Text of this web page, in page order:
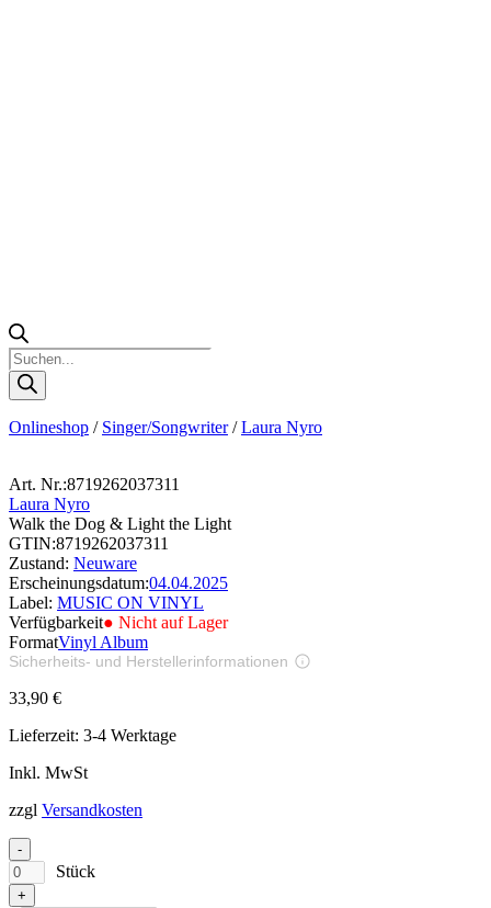
Products
search
Onlineshop / Singer/Songwriter/Laura Nyro
Art. Nr.:8719262037311
Laura Nyro
Walk the Dog & Light the Light
GTIN:8719262037311
Zustand: Neuware
Erscheinungsdatum:04.04.2025
Label: MUSIC ON VINYL
Verfügbarkeit● Nicht auf Lager
FormatVinyl Album
Sicherheits- und Herstellerinformationen
33,90 €
Lieferzeit: 3-4 Werktage
Inkl. MwSt
zzgl Versandkosten
-
Stück
+